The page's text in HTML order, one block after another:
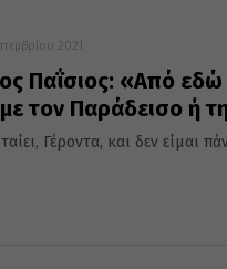
2021
Παΐσιος: «Από εδώ
τον Παράδεισο ή
Γέροντα, και δεν είμαι